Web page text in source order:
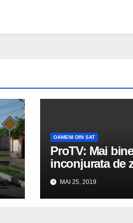
OAMENI DIN SAT
ProTV: Mai
inconjurata de
care, in afara
invata sa fie
Vorbim despre
MAI 25, 2019